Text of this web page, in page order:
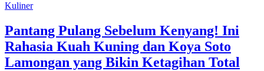
Kuliner
Pantang Pulang Sebelum Kenyang! Ini
Rahasia Kuah Kuning dan Koya Soto
Lamongan yang Bikin Ketagihan Total